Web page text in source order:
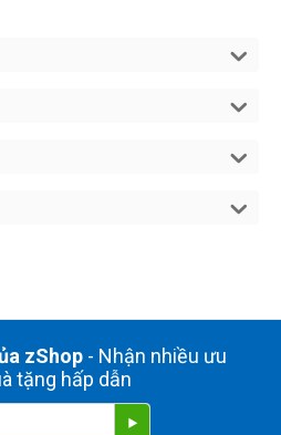
zShop- Nhận nhiều ưu
tặng hấp dẫn